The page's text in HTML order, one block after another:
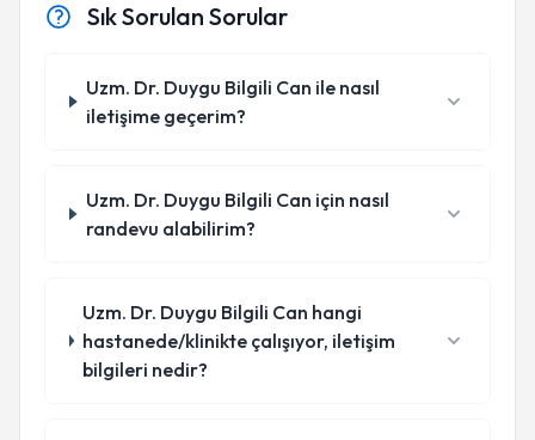
Sık Sorulan Sorular
Uzm. Dr. Duygu Bilgili Can ile nasıl
iletişime geçerim?
Uzm. Dr. Duygu Bilgili Can için nasıl
randevu alabilirim?
Uzm. Dr. Duygu Bilgili Can hangi
hastanede/klinikte çalışıyor, iletişim
bilgileri nedir?